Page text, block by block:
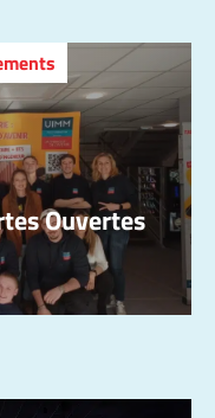
Ouvertes